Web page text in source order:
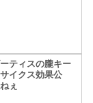
ティスの朧キー
イクス効果公
ぇ